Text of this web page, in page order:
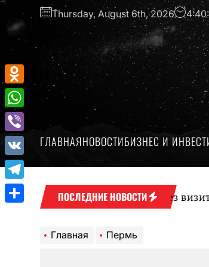
Перейти
содержимому
Thursday, August 6th, 2026
ГЛАВНАЯНОВОСТИБИЗНЕС И
ПОСЛЕДНИЕ НОВОСТИ
ПТС онлайн на карту без визита
Главная Пермь
Odnoklassniki
WhatsApp
Viber
VK
Telegram
Отправить